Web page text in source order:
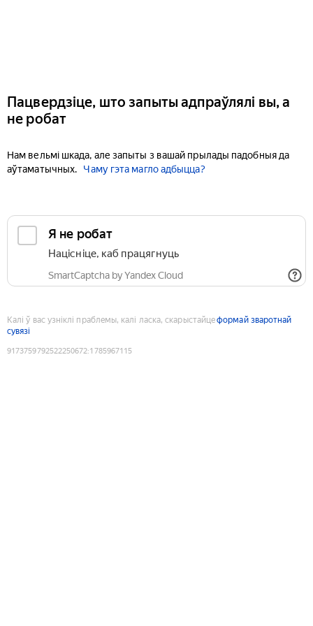
Пацвердзіце, што запыты адпраўлялі вы, а
не робат
Нам вельмі шкада, але запыты з вашай прылады падобныя да
аўтаматычных.
Чаму гэта магло адбыцца?
Я не робат
Націсніце, каб працягнуць
SmartCaptcha by Yandex Cloud
Калі ў вас узніклі праблемы, калі ласка, скарыстайцеформай зваротнай
сувязі
9173759792522250672:1785967115